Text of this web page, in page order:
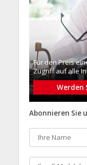
Für den Preis
Zugriff auf alle
Werden
Abonnieren Sie